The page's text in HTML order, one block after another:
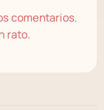
comentarios.
rato.